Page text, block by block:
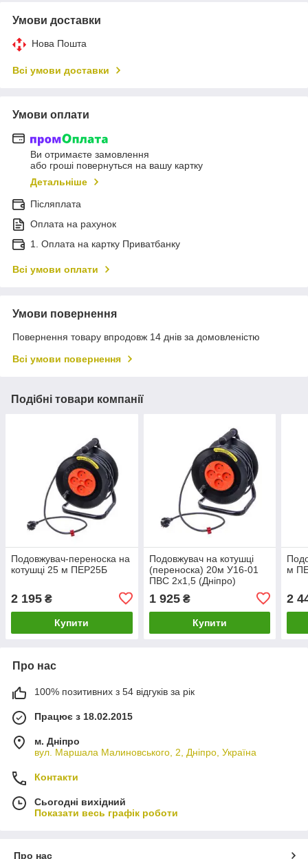
Умови доставки
Нова Пошта
Всі умови доставки
Умови оплати
Ви отримаєте замовлення
або гроші повернуться на вашу картку
Детальніше
Післяплата
Оплата на рахунок
1. Оплата на картку Приватбанку
Всі умови оплати
Умови повернення
Повернення товару впродовж 14 днів за домовленістю
Всі умови повернення
Подібні товари компанії
Подовжувач-переноска на
котушці 25 м ПЕР25Б
2 195 ₴
Купити
Подовжувач на котушці
(переноска) 20м У16-01
ПВС 2х1,5 (Дніпро)
1 925₴
Купити
м
2
Про нас
100% позитивних з 54 відгуків за рік
Працює з 18.02.2015
м. Дніпро
вул. Маршала Малиновського, 2, Дніпро, Україна
Контакти
Сьогодні вихідний
Показати весь графік роботи
Про нас